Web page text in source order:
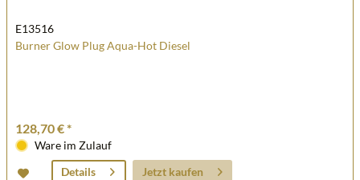
E13516
Burner Glow Plug Aqua-Hot Diesel
128,70 € *
Ware im Zulauf
Details
Jetzt kaufen